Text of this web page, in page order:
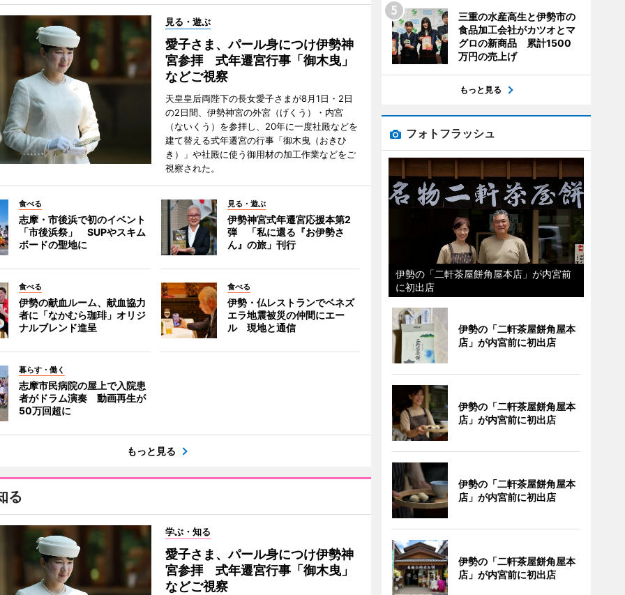
見る・遊ぶ
愛子さま、パール身につけ伊勢神
宮参拝 式年遷宮行事「御木曳」
などご視察
天皇皇后両陛下の長女愛子さまが8月1日・2日
の2日間、伊勢神宮の外宮（げくう）・内宮
（ないくう）を参拝し、20年に一度社殿などを
建て替える式年遷宮の行事「御木曳（おきひ
き）」や社殿に使う御用材の加工作業などをご
視察された。
食べる
志摩・市後浜で初のイベント
「市後浜祭」 SUPやスキム
ボードの聖地に
見る・遊ぶ
伊勢神宮式年遷宮応援本第2
弾 「私に還る『お伊勢さ
ん』の旅」刊行
食べる
伊勢の献血ルーム、献血協力
者に「なかむら珈琲」オリジ
ナルブレンド進呈
食べる
伊勢・仏レストランでベネズ
エラ地震被災の仲間にエー
ル 現地と通信
暮らす・働く
志摩市民病院の屋上で入院患
者がドラム演奏 動画再生が
50万回超に
もっと見る
る
学ぶ・知る
愛子さま、パール身につけ伊勢神
宮参拝 式年遷宮行事「御木曳」
などご視察
三重の水産高生と伊勢市の
食品加工会社がカツオとマ
グロの新商品 累計1500
万円の売上げ
もっと見る
フォトフラッシュ
伊勢の「二軒茶屋餅角屋本店」が内宮前
に初出店
伊勢の「二軒茶屋餅角屋本
店」が内宮前に初出店
伊勢の「二軒茶屋餅角屋本
店」が内宮前に初出店
伊勢の「二軒茶屋餅角屋本
店」が内宮前に初出店
伊勢の「二軒茶屋餅角屋本
店」が内宮前に初出店